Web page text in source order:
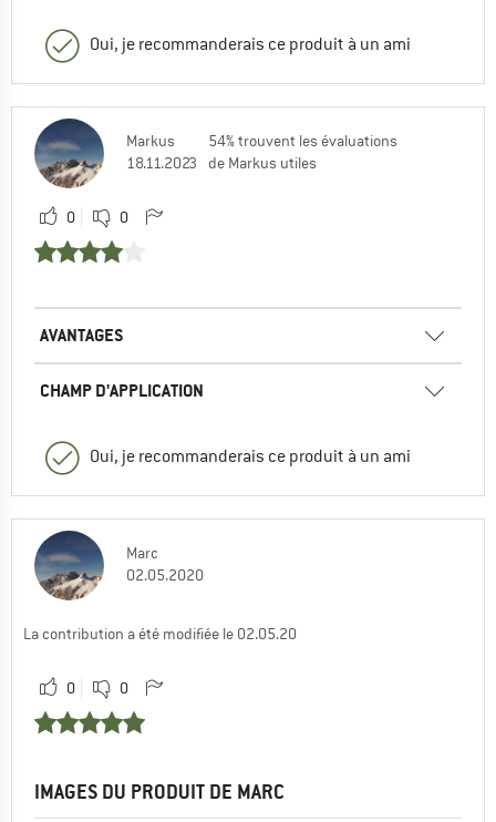
Oui, je recommanderais ce produit à un ami
Markus
18.11.2023
54% trouvent les évaluations
de Markus utiles
0 0
AVANTAGES
CHAMP D'APPLICATION
Oui, je recommanderais ce produit à un ami
Marc
02.05.2020
La contribution a été modifiée le 02.05.20
0 0
IMAGES DU PRODUIT DE MARC